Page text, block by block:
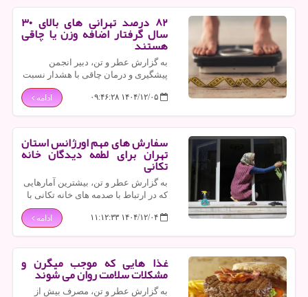
خواهند داشت.
۸۲ درصد تهرانی های بالای ۳۰
سال گرفتار اضافه وزن یا چاقی
هستند
به گزارش عطر و تن، دبیر انجمن
پیشگیری و درمان چاقی با هشدار نسبت
به روند فزاینده اضافه وزن در کشور
اعلام نمود: ۸۲ درصد تهرانی های بالای
۱۴۰۴/۱۲/۰۵ ۰۹:۴۶:۲۸ ادامه
سفارش های مهم اورژانس استان
تهران برای لطمه دیدگان خانه
تکانی
به گزارش عطر و تن، بیشترین آمارهایی
که در ارتباط با صدمه های خانه تکانی با
آن مواجه هستیم تروما بر اثر سقوط به
علت قرار گرفتن در سطح بالا برای تمیز
۱۴۰۴/۱۲/۰۴ ۱۱:۱۲:۳۳ ادامه
غذا هایی که موجب میگرن و
مشکلات سلامت روان می شوند
به گزارش عطر و تن، مصرف بیش از